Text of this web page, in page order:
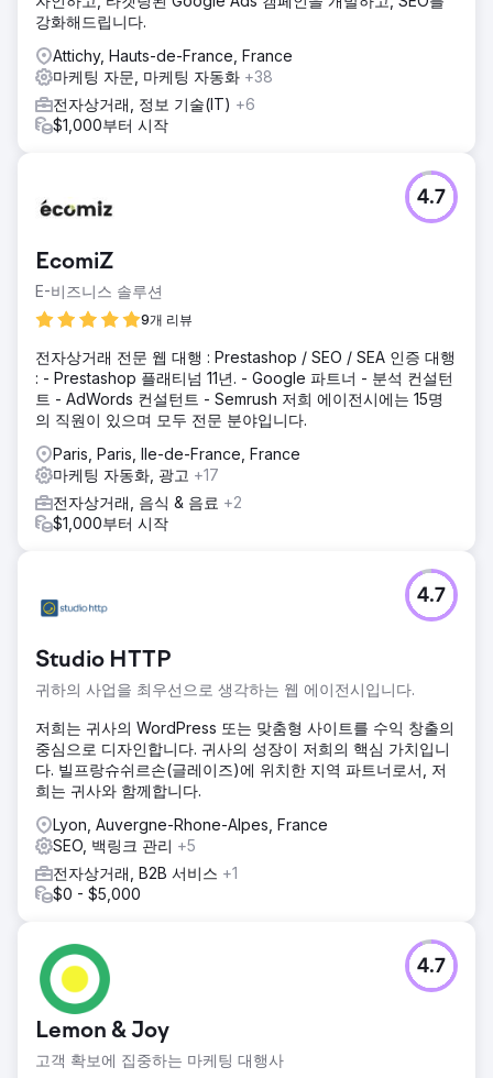
강화해드립니다.
Attichy, Hauts-de-France, France
마케팅 자문, 마케팅 자동화 +38
전자상거래, 정보 기술(IT) +6
$1,000부터 시작
EcomiZ
E-비즈니스 솔루션
9개 리뷰
4.7
전자상거래 전문 웹 대행 : Prestashop / SEO / SEA 인증 대행
: - Prestashop 플래티넘 11년. - Google 파트너 - 분석 컨설턴
트 - AdWords 컨설턴트 - Semrush 저희 에이전시에는 15명
의 직원이 있으며 모두 전문 분야입니다.
Paris, Paris, Ile-de-France, France
마케팅 자동화, 광고 +17
전자상거래, 음식 & 음료 +2
$1,000부터 시작
Studio HTTP
귀하의 사업을 최우선으로 생각하는 웹 에이전시입니다.
4.7
저희는 귀사의 WordPress 또는 맞춤형 사이트를 수익 창출의
중심으로 디자인합니다. 귀사의 성장이 저희의 핵심 가치입니
다. 빌프랑슈쉬르손(글레이즈)에 위치한 지역 파트너로서, 저
희는 귀사와 함께합니다.
Lyon, Auvergne-Rhone-Alpes, France
SEO, 백링크 관리 +5
전자상거래, B2B 서비스 +1
$0 - $5,000
Lemon & Joy
고객 확보에 집중하는 마케팅 대행사
4.7